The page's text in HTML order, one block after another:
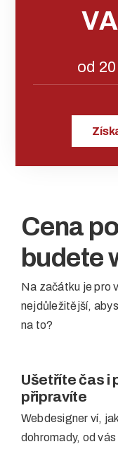
Cena
budete
Na začátku je pro
nejdůležitější,
na to?
Ušetříte čas i
připravíte
Webdesigner ví,
dohromady, od